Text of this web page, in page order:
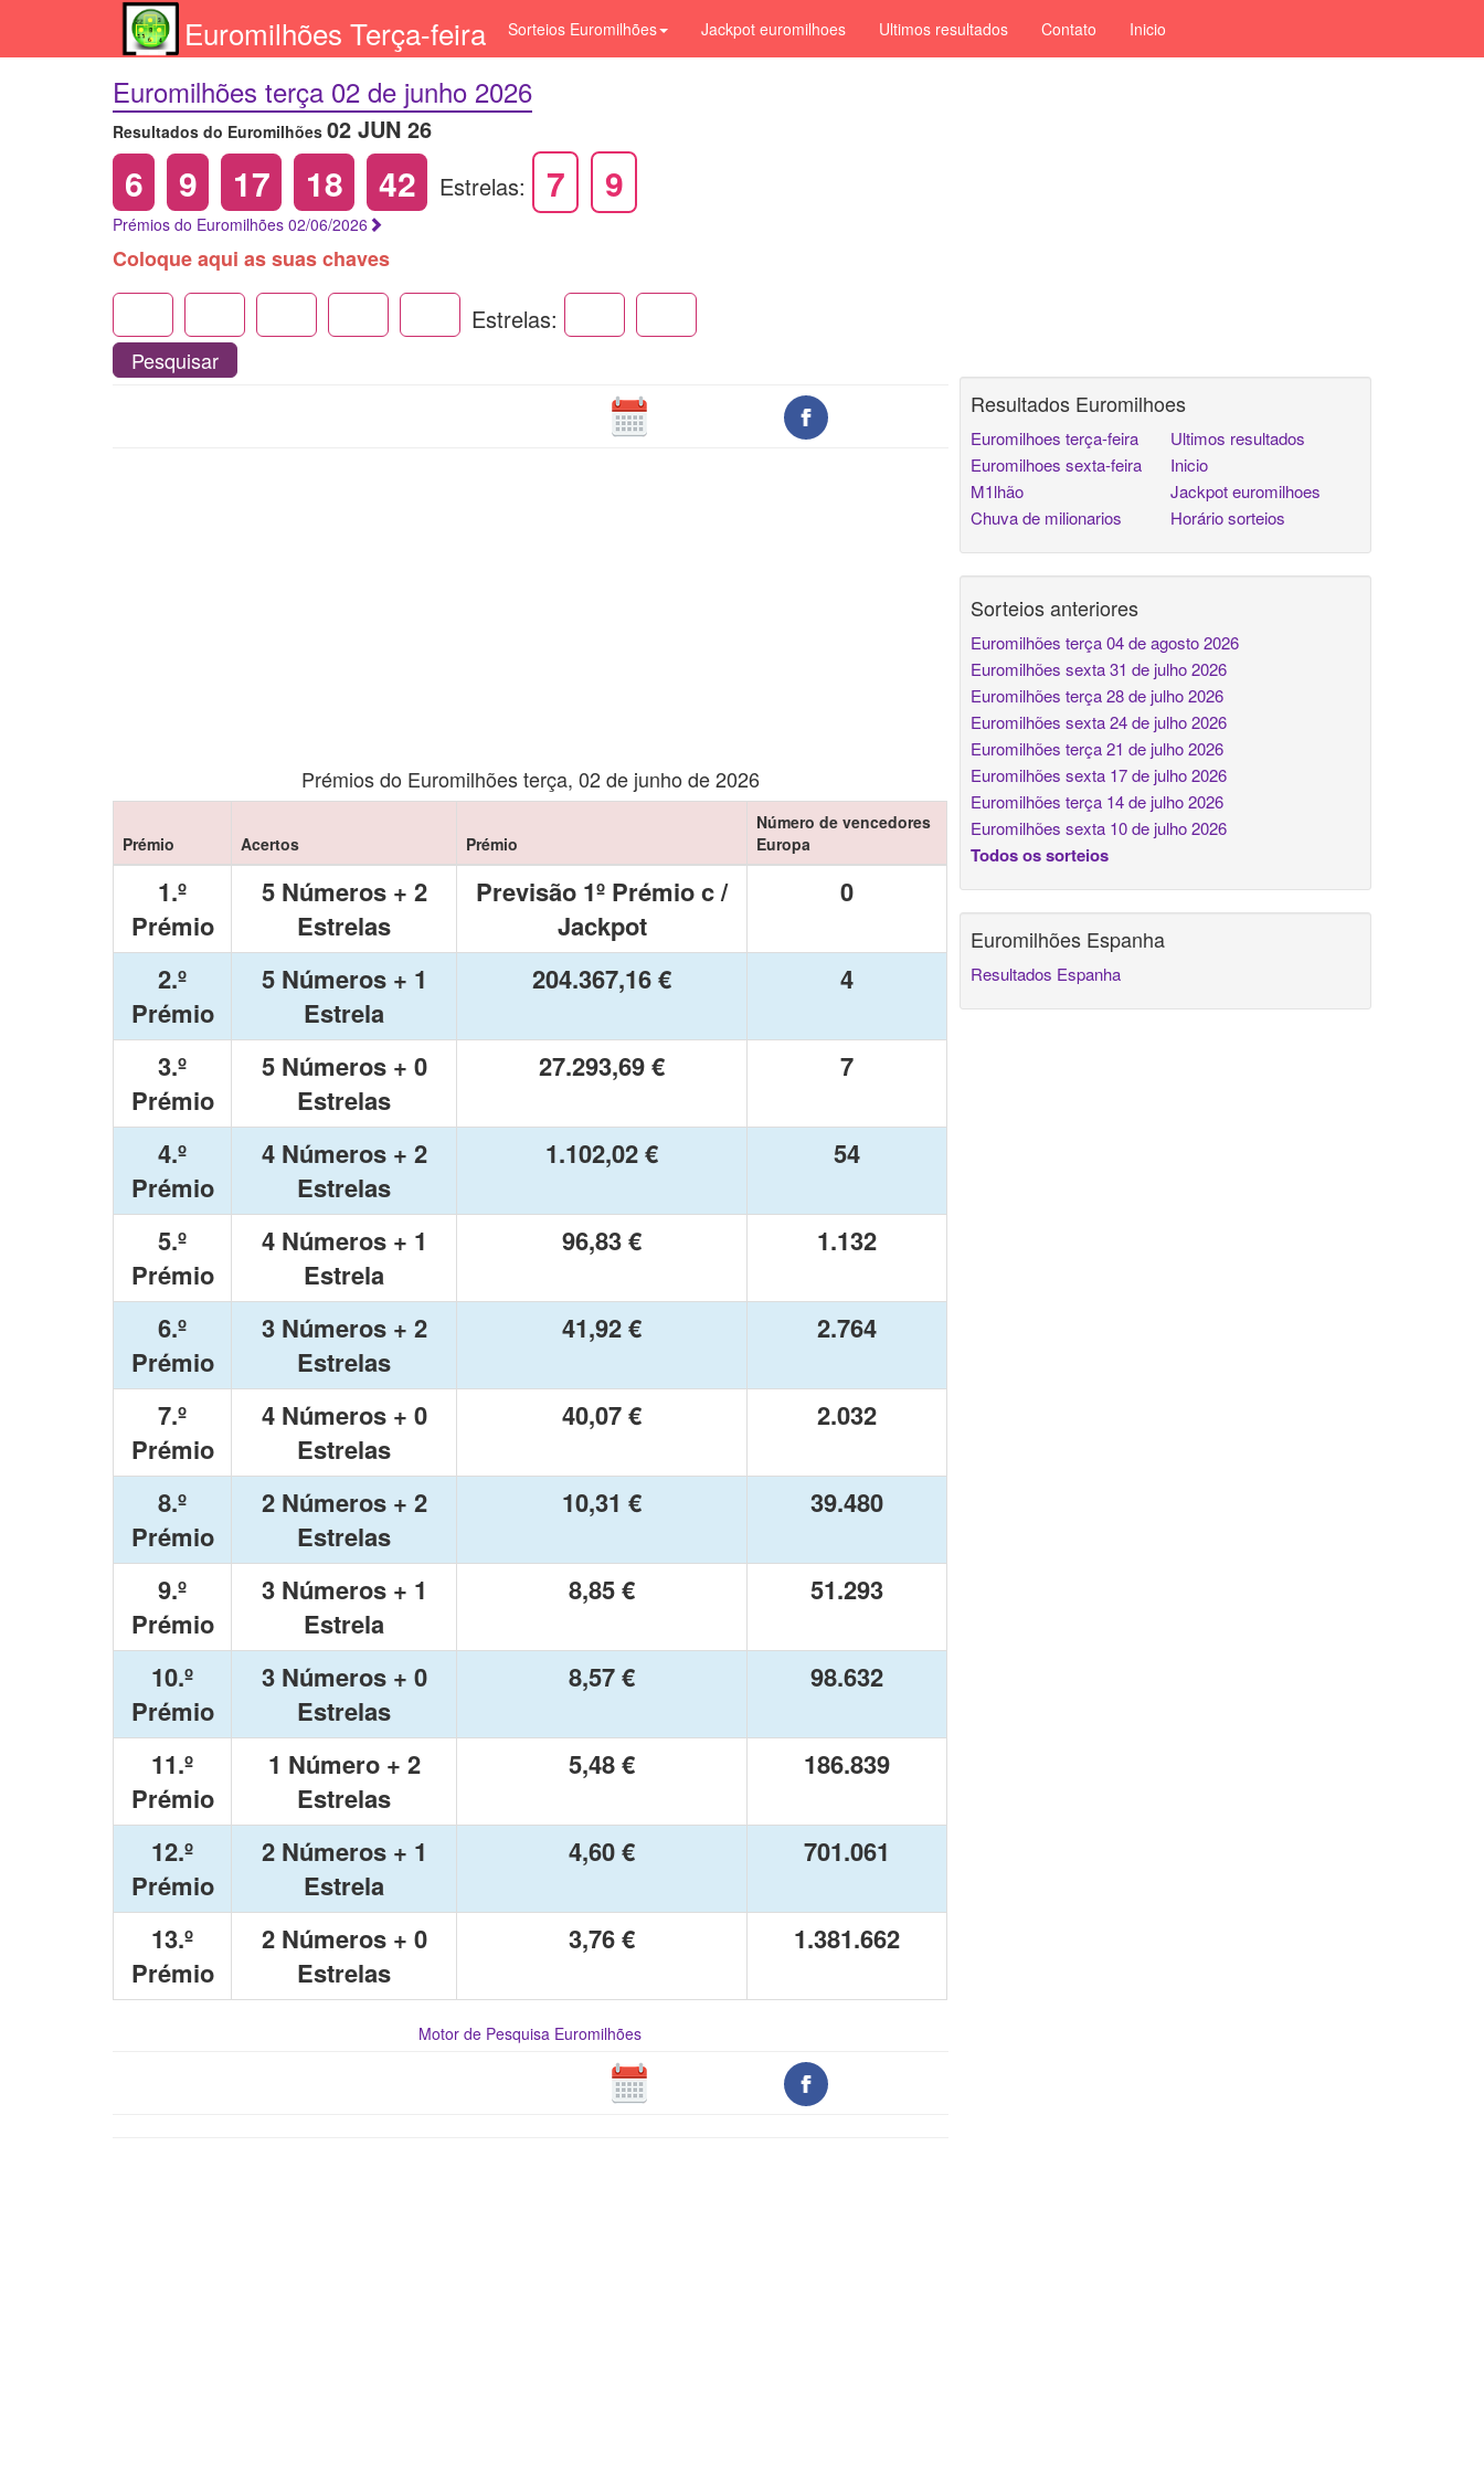
Euromilhões Terça-feira Sorteios Euromilhões Jackpot euromilhoes Ultimos resultados Contato Inicio
Euromilhões terça 02 de junho 2026
Resultados do Euromilhões 02 JUN 26
6 9 17 18 42 Estrelas: 7 9
Prémios do Euromilhões 02/06/2026
Coloque aqui as suas chaves
Estrelas:
Pesquisar
Prémios do Euromilhões terça, 02 de junho de 2026
Prémio Acertos Prémio
Número de vencedores
Europa
1.º
Prémio
5 Números + 2
Estrelas
Previsão 1º Prémio c /
Jackpot
0
2.º
Prémio
5 Números + 1
Estrela
204.367,16 € 4
3.º
Prémio
5 Números + 0
Estrelas
27.293,69 € 7
4.º
Prémio
4 Números + 2
Estrelas
1.102,02 € 54
5.º
Prémio
4 Números + 1
Estrela
96,83 € 1.132
6.º
Prémio
3 Números + 2
Estrelas
41,92 € 2.764
7.º
Prémio
4 Números + 0
Estrelas
40,07 € 2.032
8.º
Prémio
2 Números + 2
Estrelas
10,31 € 39.480
9.º
Prémio
3 Números + 1
Estrela
8,85 € 51.293
10.º
Prémio
3 Números + 0
Estrelas
8,57 € 98.632
11.º
Prémio
1 Número + 2
Estrelas
5,48 € 186.839
12.º
Prémio
2 Números + 1
Estrela
4,60 € 701.061
13.º
Prémio
2 Números + 0
Estrelas
3,76 € 1.381.662
Motor de Pesquisa Euromilhões
Resultados Euromilhoes
Euromilhoes terça-feira
Euromilhoes sexta-feira
M1lhão
Chuva de milionarios
Ultimos resultados
Inicio
Jackpot euromilhoes
Horário sorteios
Sorteios anteriores
Euromilhões terça 04 de agosto 2026
Euromilhões sexta 31 de julho 2026
Euromilhões terça 28 de julho 2026
Euromilhões sexta 24 de julho 2026
Euromilhões terça 21 de julho 2026
Euromilhões sexta 17 de julho 2026
Euromilhões terça 14 de julho 2026
Euromilhões sexta 10 de julho 2026
Todos os sorteios
Euromilhões Espanha
Resultados Espanha